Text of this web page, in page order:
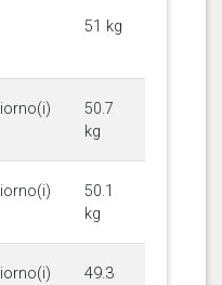
51 kg
50.7
kg
50.1
kg
49.3